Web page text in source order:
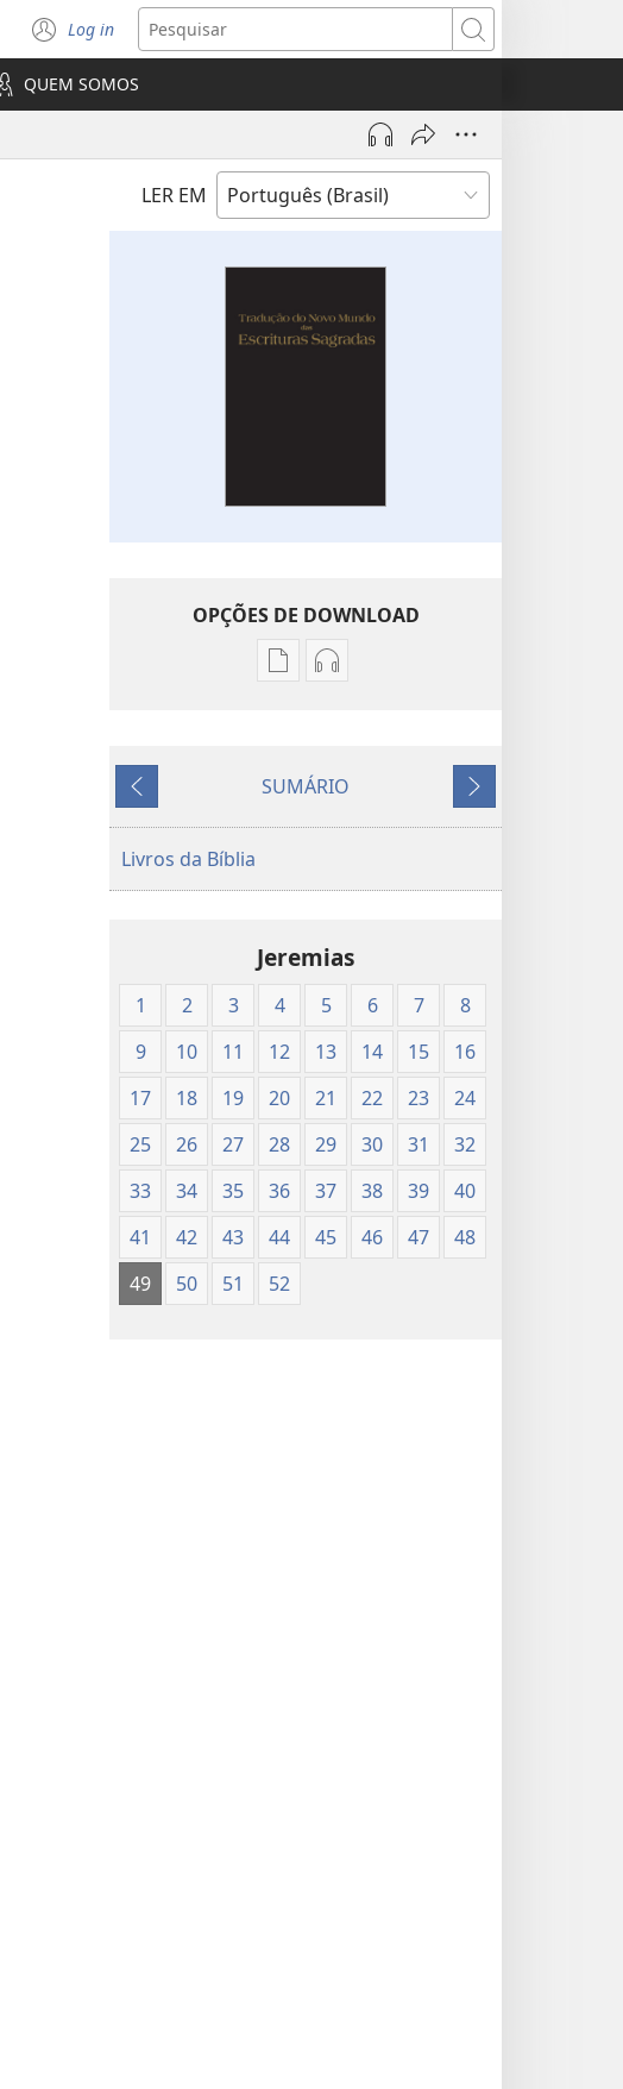
Log in
(abre
nova
janela)
Pesquisar
QUEM SOMOS
LER EM
OPÇÕES DE DOWNLOAD
Opções
publicações
Escrituras
Sagradas
(Edição
de
1986)
Opções
áudio
Escrituras
Sagradas
(Edição
de
1986)
Anterior
SUMÁRIO
Próximo
Livros da Bíblia
Jeremias
1 2 3 4 5 6 7
8
9
10 11 12 13 14 15
16
17
18 19 20 21 22 23
24
25
26 27 28 29 30 31
32
33
34 35 36 37 38 39
40
41
42 43 44 45 46 47
48
49
50 51 52